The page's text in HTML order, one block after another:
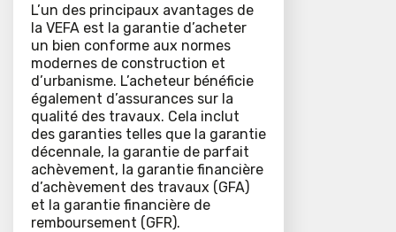
L’un des principaux avantages de
la VEFA est la garantie d’acheter
un bien conforme aux normes
modernes de construction et
d’urbanisme. L’acheteur bénéficie
également d’assurances sur la
qualité des travaux. Cela inclut
des garanties telles que la garantie
décennale, la garantie de parfait
achèvement, la garantie financière
d’achèvement des travaux (GFA)
et la garantie financière de
remboursement (GFR).